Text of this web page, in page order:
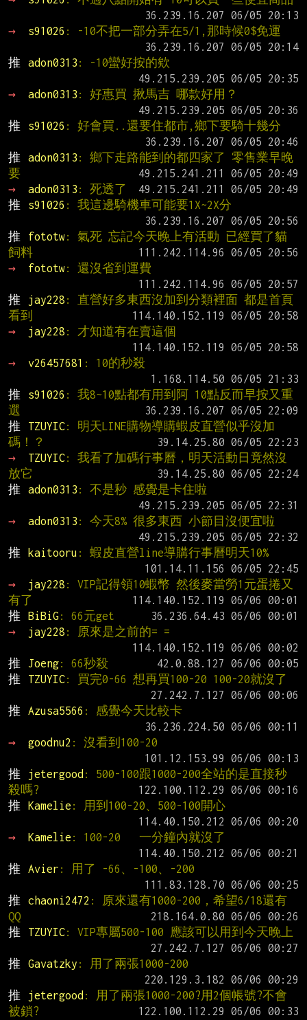
→
s91026 : -10不把一部分弄在5/1,那時候0$免運
推
adon0313 : -10蠻好按的欸
→
adon0313 : 好惠買 揪馬吉 哪款好用？
推
s91026 : 好會買..還要住都市,鄉下要騎十幾分
推
adon0313 : 鄉下走路能到的都四家了 零售業早晚
要
→
adon0313 : 死透了
推
s91026 : 我這邊騎機車可能要1X~2X分
推
fototw: 氣死 忘記今天晚上有活動 已經買了貓
飼料
→
fototw: 還沒省到運費
推
jay228 : 直營好多東西沒加到分類裡面 都是首頁
看到
→
jay228 : 才知道有在賣這個
→
v26457681 : 10的秒殺
推
s91026 : 我8~10點都有用到阿 10點反而早按又重
選
推
TZUYIC: 明天LINE購物導購蝦皮直營似乎沒加
碼！？
→
TZUYIC: 我看了加碼行事曆，明天活動日竟然沒
放它
推
adon0313 : 不是秒 感覺是卡住啦
→
adon0313 : 今天8% 很多東西 小節目沒便宜啦
推
kaitooru : 蝦皮直營line導購行事曆明天10%
→
jay228 : VIP記得領10蝦幣 然後麥當勞1元蛋捲又
有了
推
BiBiG: 66元get
→
jay228 : 原來是之前的= =
推
Joeng: 66秒殺
推
TZUYIC: 買完0-66 想再買100-20 100-20就沒了
推
Azusa5566 : 感覺今天比較卡
→
goodnu2 : 沒看到100-20
推
jetergood : 500-100跟1000-200全站的是直接秒
殺嗎?
推
Kamelie : 用到100-20、500-100開心
→
Kamelie : 100-20   一分鐘內就沒了
推
Avier : 用了 -66、-100、-200
推
chaoni2472 : 原來還有1000-200，希望6/18還有
QQ
推
TZUYIC: VIP專屬500-100 應該可以用到今天晚上
推
Gavatzky : 用了兩張1000-200
推
jetergood : 用了兩張1000-200?用2個帳號?不會
被鎖?